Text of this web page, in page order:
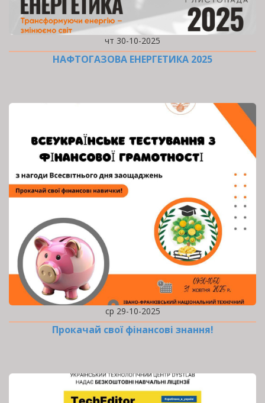
чт 30-10-2025
НАФТОГАЗОВА ЕНЕРГЕТИКА 2025
ср 29-10-2025
Прокачай свої фінансові знання!